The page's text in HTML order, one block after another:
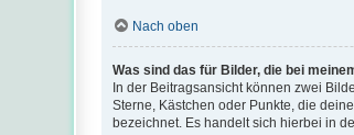
Nach oben
Was sind das für Bilder, die bei
In der Beitragsansicht können zwei
Sterne, Kästchen oder Punkte, die
bezeichnet. Es handelt sich hierbei in